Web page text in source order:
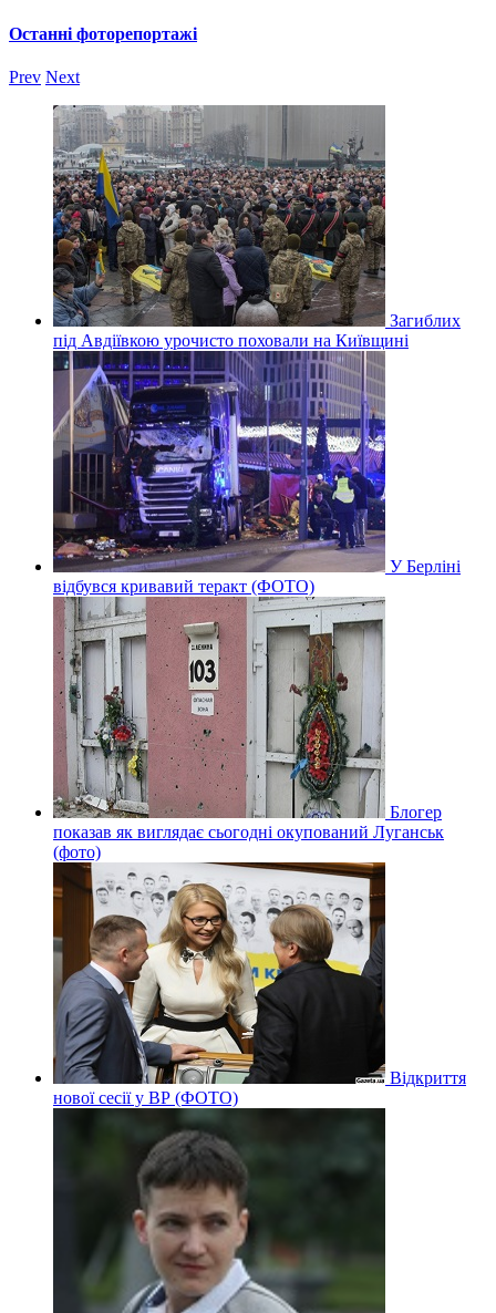
Останні фоторепортажі
Prev Next
Загиблих
під Авдіївкою урочисто поховали на Київщині
У Берліні
відбувся кривавий теракт (ФОТО)
Блогер
показав як виглядає сьогодні окупований Луганськ
(фото)
Відкриття
нової сесії у ВР (ФОТО)